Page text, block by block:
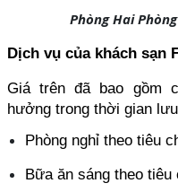
Phòng Hai
Dịch vụ của khách sạn
Giá trên đã bao gồm
hưởng trong thời gian
Phòng nghỉ theo tiêu
Bữa ăn sáng theo tiêu